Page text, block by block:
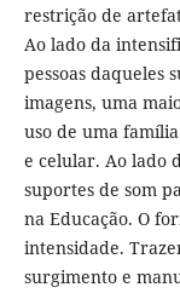
restrição de
Ao lado da
pessoas daqueles
imagens, uma
uso de uma
e celular. Ao lado
suportes de som
na Educação. O
intensidade.
surgimento e